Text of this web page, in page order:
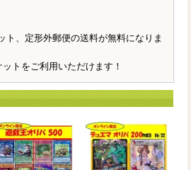
ト、定形外郵便の送料が無料になりま
トをご利用いただけます！